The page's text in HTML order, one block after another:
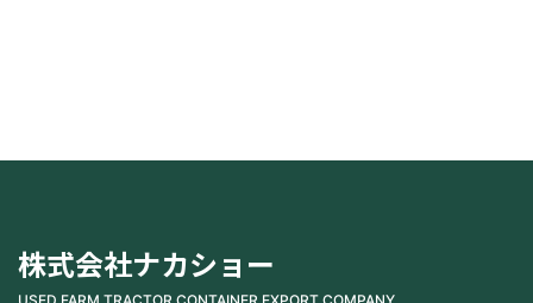
株式会社ナカショー